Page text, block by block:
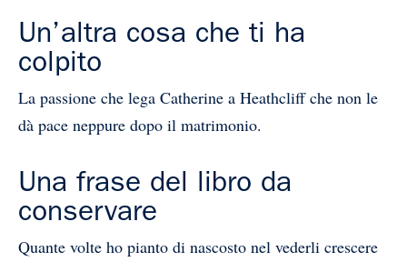
Un’altra cosa che ti ha
colpito
La passione che lega Catherine a Heathcliff che non le
dà pace neppure dopo il matrimonio.
Una frase del libro da
conservare
Quante volte ho pianto di nascosto nel vederli crescere